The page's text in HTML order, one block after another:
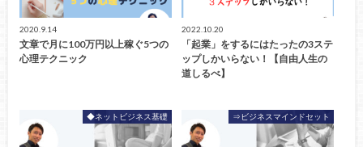
2020.9.14
文章で月に100万円以上稼ぐ5つの
心理テクニック
2022.10.20
「起業」をするにはたったの3ステ
ップしかいらない！【自由人生の
道しるべ】
◆ネットビジネス基礎 ⇒ビジネスマインドセット